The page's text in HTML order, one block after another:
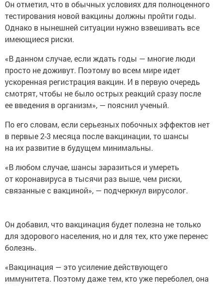
тестирования новой вакцины должны пройти годы.
Однако в нынешней ситуации нужно взвешивать все
имеющиеся риски.
просто не доживут. Поэтому во всем мире идет
ускоренная регистрация вакцин. И в первую очередь
смотрят, чтобы не было острых реакций сразу после
ее введения в организм», — пояснил ученый.
в первые 2-3 месяца после вакцинации, то шансы
на их развитие в будущем минимальны.
от коронавируса в тысячи раз выше, чем риски,
связанные с вакциной», — подчеркнул вирусолог.
для здорового населения, но и для тех, кто уже перенес
болезнь.
иммунитета. Поэтому даже тем, кто уже переболел, она
пойдет только на пользу», — заключил спикер.